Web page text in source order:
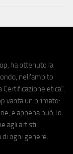
ha ottenuto la
nell'ambito
Certificazione etica".
vanta un primato:
e appena può, lo
agli artisti.
di ogni genere.